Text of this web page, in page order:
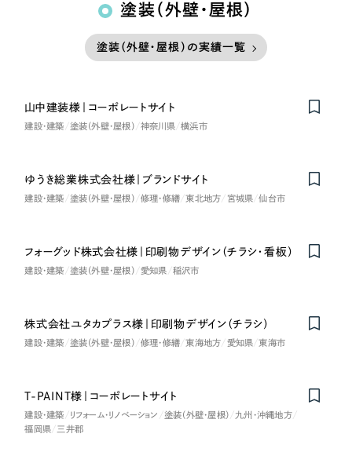
塗装（外壁・屋根）
塗装（外壁・屋根）の実績一覧
山中建装様｜コーポレートサイト
建設・建築 塗装（外壁・屋根） 神奈川県 横浜市
ゆうき総業株式会社様｜ブランドサイト
建設・建築 塗装（外壁・屋根） 修理・修繕 東北地方 宮城県 仙台市
フォーグッド株式会社様｜印刷物デザイン（チラシ・看板）
建設・建築 塗装（外壁・屋根） 愛知県 稲沢市
株式会社ユタカプラス様｜印刷物デザイン（チラシ）
建設・建築 塗装（外壁・屋根） 修理・修繕 東海地方 愛知県 東海市
T-PAINT様｜コーポレートサイト
建設・建築 リフォーム・リノベーション 塗装（外壁・屋根）
九州・沖縄地方
福岡県
三井郡